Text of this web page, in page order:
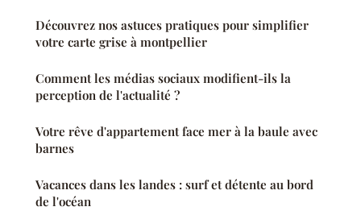
Découvrez nos astuces pratiques pour simplifier
votre carte grise à montpellier
Comment les médias sociaux modifient-ils la
perception de l'actualité ?
Votre rêve d'appartement face mer à la baule avec
barnes
Vacances dans les landes : surf et détente au bord
de l'océan